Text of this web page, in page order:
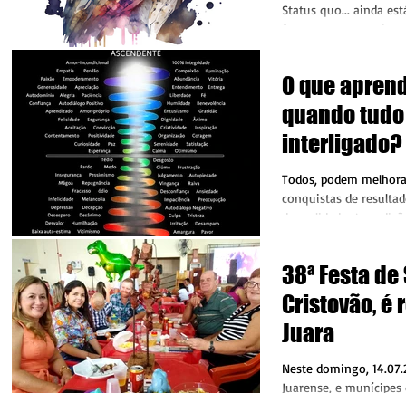
Status quo... ainda
fazem perguntas de
O que
quando
interligado?
otimiza o
Todos, podem
conquistas de
de realidades/
38ª Festa de
Cristovão, é
Juara
Neste domingo,
Juarense, e